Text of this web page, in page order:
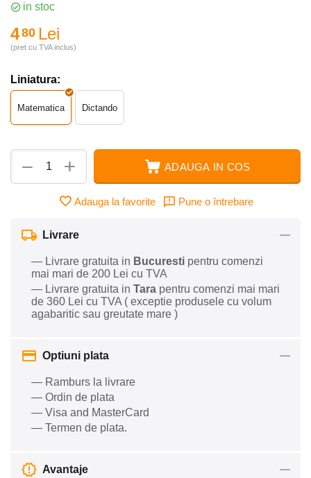
in stoc
480 Lei
(pret cu TVA inclus)
Liniatura:
Matematica Dictando
+
− ADAUGA IN COS
Adauga la favorite Pune o întrebare
Livrare
— Livrare gratuita in Bucuresti pentru comenzi
mai mari de 200 Lei cu TVA
— Livrare gratuita in Tara pentru comenzi mai mari
de 360 Lei cu TVA ( exceptie produsele cu volum
agabaritic sau greutate mare )
Optiuni plata
— Ramburs la livrare
— Ordin de plata
— Visa and MasterCard
— Termen de plata.
Avantaje